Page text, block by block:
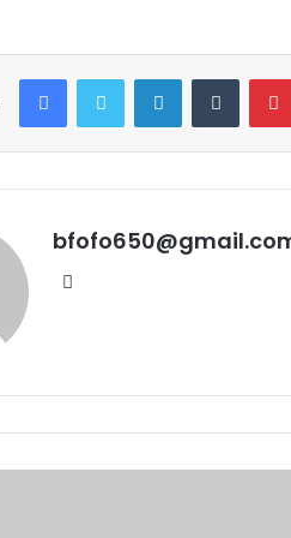
FacebookTwitter LinkedinTumblr
Website